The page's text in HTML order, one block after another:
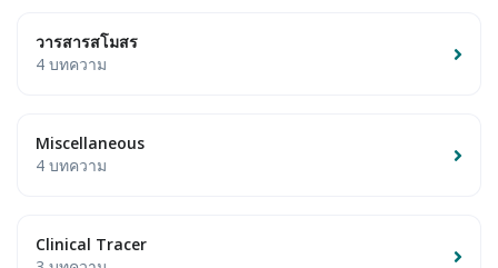
วารสารสโมสร
4 บทความ
Miscellaneous
4 บทความ
Clinical Tracer